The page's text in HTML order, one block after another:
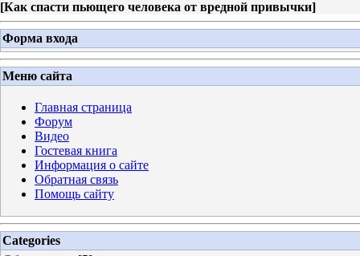
[Как спасти пьющего человека от вредной привычки]
Форма входа
Меню сайта
Главная страница
Форум
Видео
Гостевая книга
Информация о сайте
Обратная связь
Помощь сайту
Categories